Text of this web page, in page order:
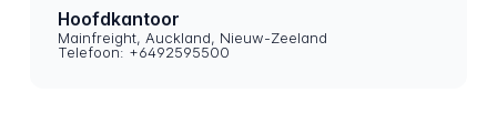
Hoofdkantoor
Mainfreight, Auckland, Nieuw-Zeeland
Telefoon: +6492595500